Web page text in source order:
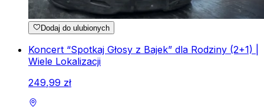
Dodaj do ulubionych
Koncert “Spotkaj Głosy z Bajek” dla Rodziny (2+1) |
Wiele Lokalizacji
249,99 zł